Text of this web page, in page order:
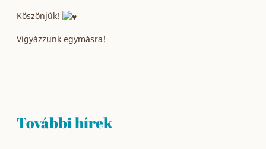
Köszönjük!
Vigyázzunk egymásra!
További hírek